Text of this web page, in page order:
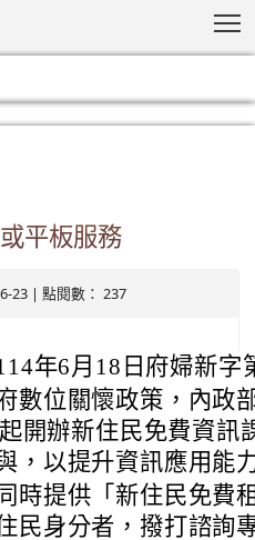
平板服務
23 | 點閱數： 237
年6月18日府婦新字
數位關懷政策，內政
開辦新住民免費資訊
，以提升資訊應用能
時提供「新住民免費
民身分者，撥打諮詢